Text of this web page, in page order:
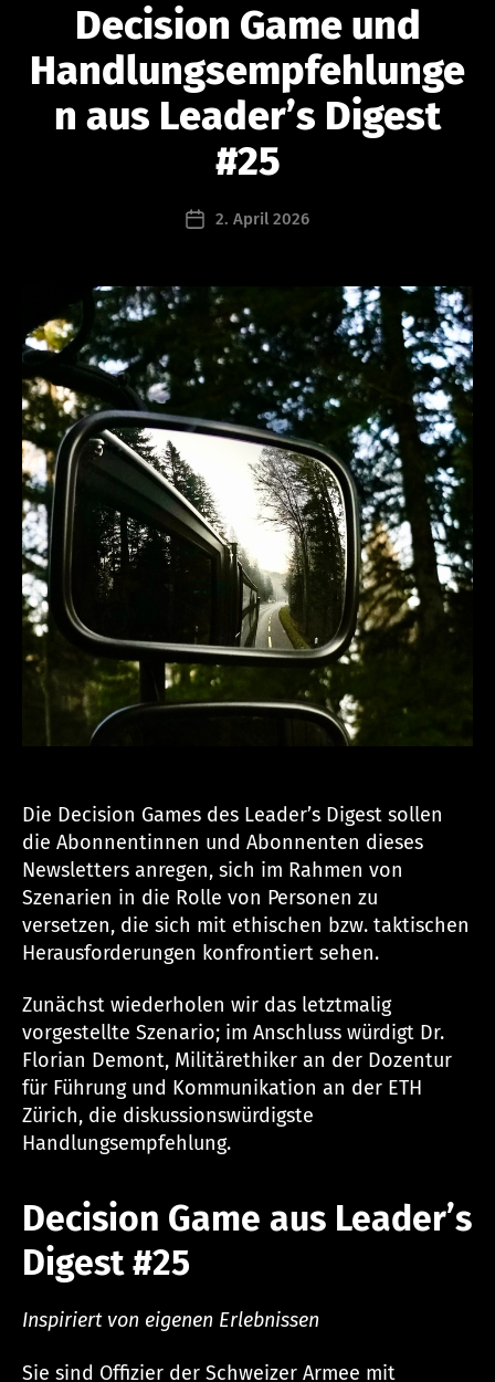
Decision Game und
Handlungsempfehlunge
n aus Leader’s Digest
#25
Beitragsautor
n
a
t
h
e
r
u
n
Beitragsdatum
2. April 2026
Die Decision Games des Leader’s Digest sollen
die Abonnentinnen und Abonnenten dieses
Newsletters anregen, sich im Rahmen von
Szenarien in die Rolle von Personen zu
versetzen, die sich mit ethischen bzw. taktischen
Herausforderungen konfrontiert sehen.
Zunächst wiederholen wir das letztmalig
vorgestellte Szenario; im Anschluss würdigt Dr.
Florian Demont, Militärethiker an der Dozentur
für Führung und Kommunikation an der ETH
Zürich, die diskussionswürdigste
Handlungsempfehlung.
Decision Game aus Leader’s
Digest #25
Inspiriert von eigenen Erlebnissen
Sie sind Offizier der Schweizer Armee mit